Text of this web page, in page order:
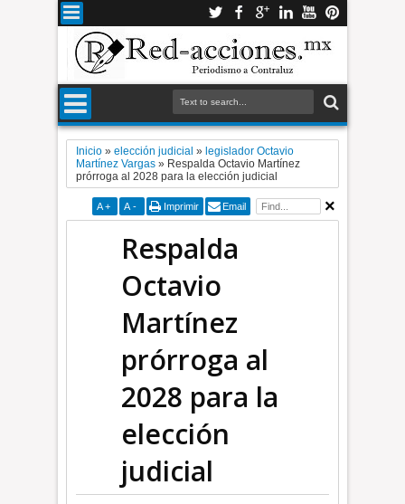
Inicio »elección judicial » legislador Octavio
Martínez Vargas » Respalda Octavio Martínez
prórroga al 2028 para la elección judicial
A + A - Imprimir Email
Respalda
Octavio
Martínez
prórroga al
2028 para la
elección
judicial